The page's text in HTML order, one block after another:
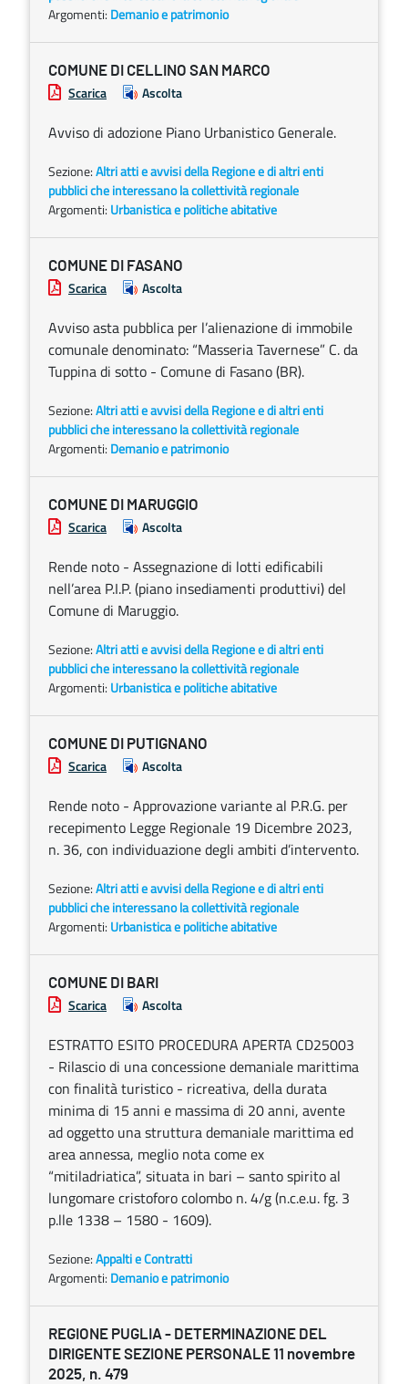
Argomenti: Demanio e patrimonio
COMUNE DI CELLINO SAN MARCO
Scarica Ascolta
Avviso di adozione Piano Urbanistico Generale.
Sezione:Altri atti e avvisi della Regione e di altri enti
pubblici che interessano la collettività regionale
Argomenti: Urbanistica e politiche abitative
COMUNE DI FASANO
Scarica Ascolta
Avviso asta pubblica per l’alienazione di immobile
comunale denominato: “Masseria Tavernese” C. da
Tuppina di sotto - Comune di Fasano (BR).
Sezione:Altri atti e avvisi della Regione e di altri enti
pubblici che interessano la collettività regionale
Argomenti: Demanio e patrimonio
COMUNE DI MARUGGIO
Scarica Ascolta
Rende noto - Assegnazione di lotti edificabili
nell’area P.I.P. (piano insediamenti produttivi) del
Comune di Maruggio.
Sezione:Altri atti e avvisi della Regione e di altri enti
pubblici che interessano la collettività regionale
Argomenti: Urbanistica e politiche abitative
COMUNE DI PUTIGNANO
Scarica Ascolta
Rende noto - Approvazione variante al P.R.G. per
recepimento Legge Regionale 19 Dicembre 2023,
n. 36, con individuazione degli ambiti d’intervento.
Sezione:Altri atti e avvisi della Regione e di altri enti
pubblici che interessano la collettività regionale
Argomenti: Urbanistica e politiche abitative
COMUNE DI BARI
Scarica Ascolta
ESTRATTO ESITO PROCEDURA APERTA CD25003
- Rilascio di una concessione demaniale marittima
con finalità turistico - ricreativa, della durata
minima di 15 anni e massima di 20 anni, avente
ad oggetto una struttura demaniale marittima ed
area annessa, meglio nota come ex
“mitiladriatica”, situata in bari – santo spirito al
lungomare cristoforo colombo n. 4/g (n.c.e.u. fg. 3
p.lle 1338 – 1580 - 1609).
Sezione:Appalti e Contratti
Argomenti: Demanio e patrimonio
REGIONE PUGLIA - DETERMINAZIONE DEL
DIRIGENTE SEZIONE PERSONALE 11 novembre
2025, n. 479